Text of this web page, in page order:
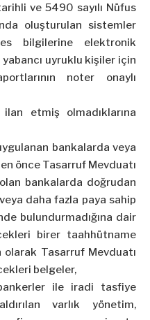
ve 5490 sayılı Nüfus
oluşturulan sistemler
bilgilerine elektronik
uyruklu kişiler için
noter onaylı
etmiş olmadıklarına
bankalarda veya
önce Tasarruf Mevduatı
bankalarda doğrudan
daha fazla paya sahip
bulundurmadığına dair
birer taahhütname
Tasarruf Mevduatı
belgeler,
ile iradi tasfiye
varlık yönetim,